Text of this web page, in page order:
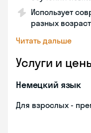
Использует
разных
Читать дальше
Услуги и
Немецкий язык
Для взрослых -